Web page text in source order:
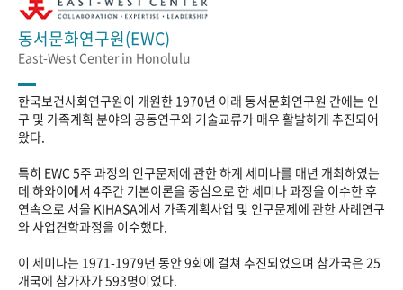
동서문화연구원(EWC)
East-West Center in Honolulu
한국보건사회연구원이 개원한 1970년 이래 동서문화연구원 간에는 인
구 및 가족계획 분야의 공동연구와 기술교류가 매우 활발하게 추진되어
왔다.
특히 EWC 5주 과정의 인구문제에 관한 하계 세미나를 매년 개최하였는
데 하와이에서 4주간 기본이론을 중심으로 한 세미나 과정을 이수한 후
연속으로 서울 KIHASA에서 가족계획사업 및 인구문제에 관한 사례연구
와 사업견학과정을 이수했다.
이 세미나는 1971-1979년 동안 9회에 걸쳐 추진되었으며 참가국은 25
개국에 참가자가 593명이었다.